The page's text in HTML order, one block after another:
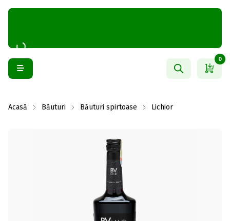
0
Acasă Băuturi Băuturi spirtoase Lichior